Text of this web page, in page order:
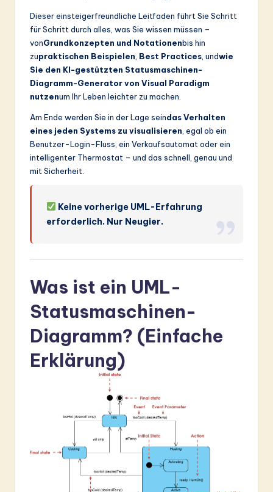
In
ti
o
Dieser einsteigerfreundliche Leitfaden führt Sie Schritt
für Schritt durch alles, was Sie wissen müssen –
vonGrundkonzepten und Notationenbis hin
zupraktischen Beispielen Best Practices , undwie
Sie den KI-gestützten Statusmaschinen-
Diagramm-Generator von Visual Paradigm
nutzenum Ihr Leben leichter zu machen.
Am Ende werden Sie in der Lage seindas Verhalten
eines jeden Systems zu visualisieren , egal ob ein
Benutzer-Login-Fluss, ein Verkaufsautomat oder ein
intelligenter Thermostat – und das schnell, genau und
mit Sicherheit.
Keine vorherige UML-Erfahrung
erforderlich. Nur Neugier.
Was ist ein UML-
Statusmaschinen-
Diagramm? (Einfache
Erklärung)